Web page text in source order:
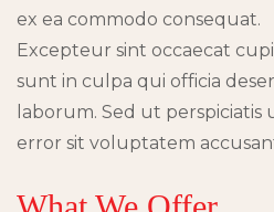
ex ea commodo consequat.
Excepteur sint occaecat
sunt in culpa qui officia
laborum. Sed ut perspiciatis
error sit voluptatem